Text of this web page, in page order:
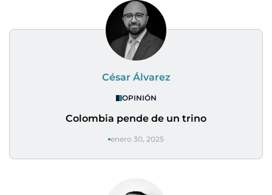
César Álvarez
OPINIÓN
Colombia pende de un trino
enero 30, 2025